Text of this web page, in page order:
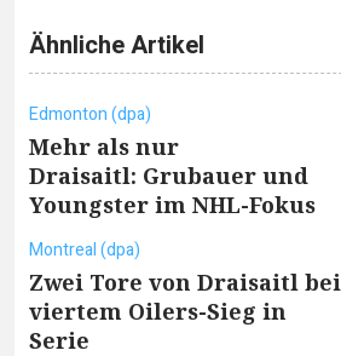
Ähnliche Artikel
Edmonton (dpa)
Mehr als nur
Draisaitl: Grubauer und
Youngster im NHL-Fokus
Montreal (dpa)
Zwei Tore von Draisaitl bei
viertem Oilers-Sieg in
Serie